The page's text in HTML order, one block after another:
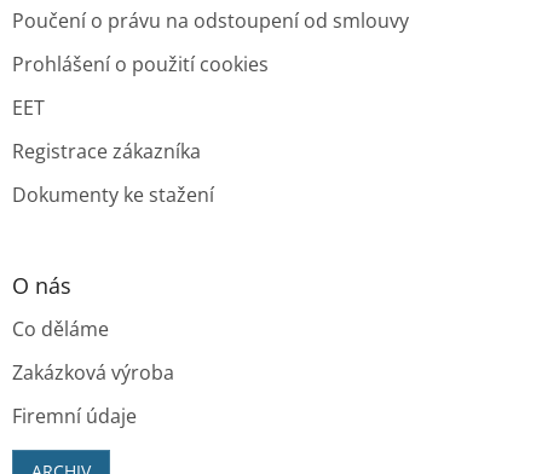
Poučení o právu na odstoupení od smlouvy
Prohlášení o použití cookies
EET
Registrace zákazníka
Dokumenty ke stažení
O nás
Co děláme
Zakázková výroba
Firemní údaje